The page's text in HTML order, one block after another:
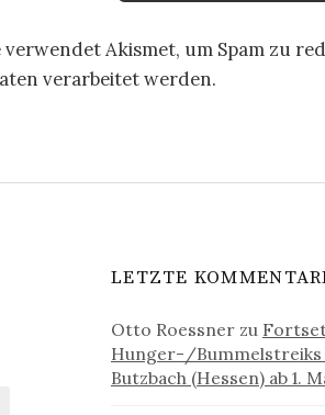
verwendet Akismet, um Spam zu
verarbeitet werden.
LETZTE
Otto Roessner zu
Hunger-/Bummelstreiks
Butzbach (Hessen) ab 1.